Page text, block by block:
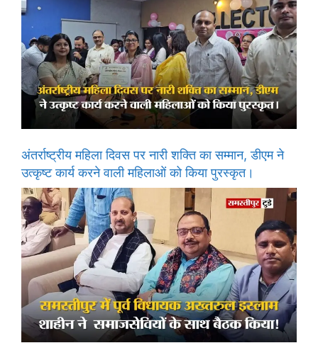
अंतर्राष्ट्रीय महिला दिवस पर नारी शक्ति का सम्मान, डीएम ने
उत्कृष्ट कार्य करने वाली महिलाओं को किया पुरस्कृत।